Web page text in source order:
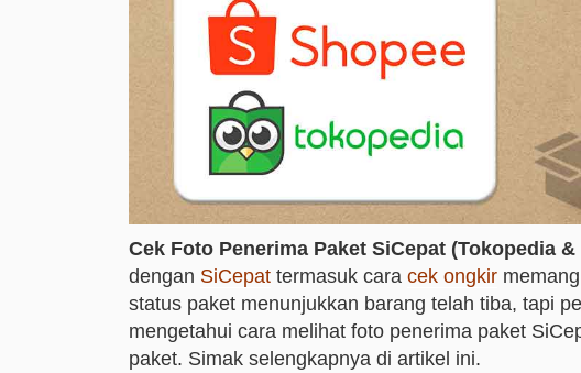
Cek Foto Penerima Paket SiCepat (Tokopedia &
dengan SiCepat termasuk cara cek ongkir
status paket menunjukkan barang telah tiba, tapi
mengetahui cara melihat foto penerima paket
paket. Simak selengkapnya di artikel ini.